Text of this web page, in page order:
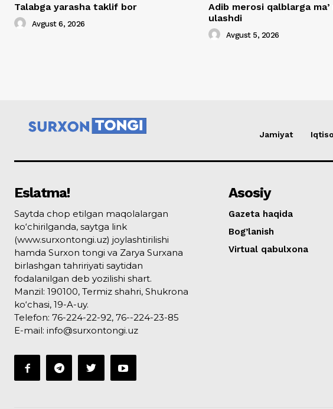
Talabga yarasha taklif bor
Avgust 6, 2026
Adib merosi qalblarga
ulashdi
Avgust 5, 2026
Jamiyat
Eslatma!
Saytda chop etilgan maqolalargan
ko‘chirilganda, saytga link
(www.surxontongi.uz) joylashtirilishi
hamda Surxon tongi va Zarya Surxana
birlashgan tahririyati saytidan
fodalanilgan deb yozilishi shart.
Manzil: 190100, Termiz shahri, Shukrona
ko‘chasi, 19-A-uy.
Telefon: 76-224-22-92, 76--224-23-85
E-mail: info@surxontongi.uz
Asosiy
Gazeta haqida
Bog’lanish
Virtual qabulxona